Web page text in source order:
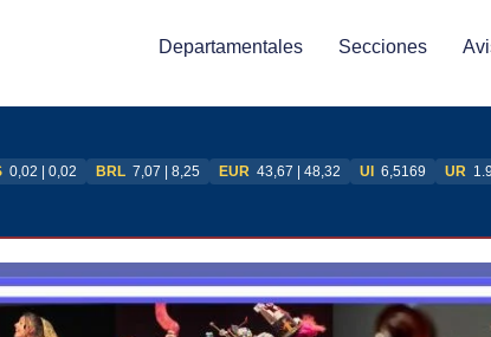
Departamentales Secciones
0,02 | 0,02 BRL 7,07 | 8,25 EUR 43,67 | 48,32 UI 6,5169 UR